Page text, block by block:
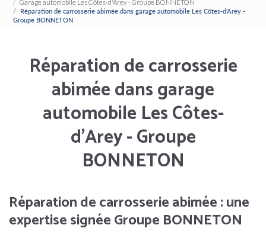
Garage automobile Les Côtes-d'Arey - Groupe BONNETON
Réparation de carrosserie abimée dans garage automobile Les Côtes-d'Arey -
Groupe BONNETON
Réparation de carrosserie
abimée dans garage
automobile Les Côtes-
d'Arey - Groupe
BONNETON
Réparation de carrosserie abimée : une
expertise signée Groupe BONNETON